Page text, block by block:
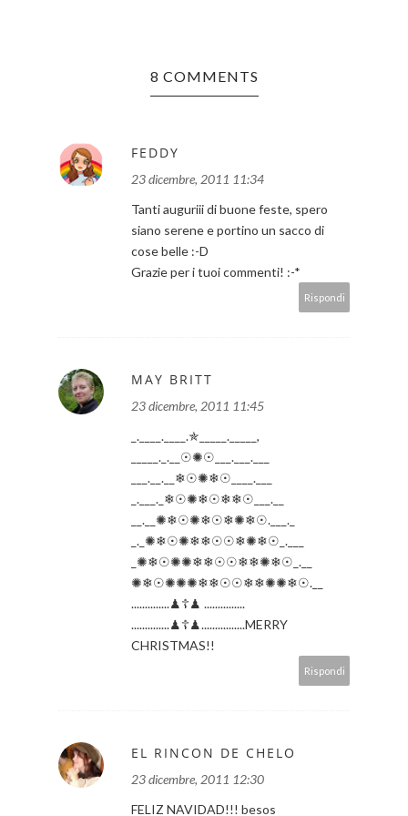
8 COMMENTS
FEDDY
23 dicembre, 2011 11:34
Tanti auguriii di buone feste, spero
siano serene e portino un sacco di
cose belle :-D
Grazie per i tuoi commenti! :-*
Rispondi
MAY BRITT
23 dicembre, 2011 11:45
_.____.____.✯_____._____,
_____._.__☉✺☉___.___.___
___.__.__❄☉✺❄☉____.___
_.___._❄☉✺❄☉❄❄☉___.__
__.__✺❄☉✺❄☉❄✺❄☉.___._
_._✺❄☉✺❄❄☉☉❄✺❄☉_.___
_✺❄☉✺✺❄❄☉☉❄❄✺❄☉_.__
✺❄☉✺✺✺❄❄☉☉❄❄✺✺❄☉.__
..............♟☦♟ ...............
..............♟☦♟................MERRY
CHRISTMAS!!
Rispondi
EL RINCON DE CHELO
23 dicembre, 2011 12:30
FELIZ NAVIDAD!!! besos